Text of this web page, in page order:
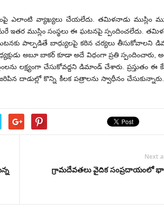
వ్యాఖ్యలు చేయలేదు. తమిళనాడు ముస్లిం
ముస్లిం సంస్థలు ఈ ఘటనపై స్పందించలేదు.
ఘటనకు పాల్పడితే బాధ్యులపై కఠిన చర్యలు తీసుకోవాలని
అబూ బాకర్ కూడా అదే విధంగా ప్రతి స్పందించారు,
లక్ష్యంగా చేసుకోవద్దని డిమాండ్ చేశారు. ప్రస్తుతం ఈ
దాడుల్లో కొన్ని కీలక పత్రాలను స్వాధీనం
Next
గ్రామదేవతలు వైదిక సంప్రదాయంలో